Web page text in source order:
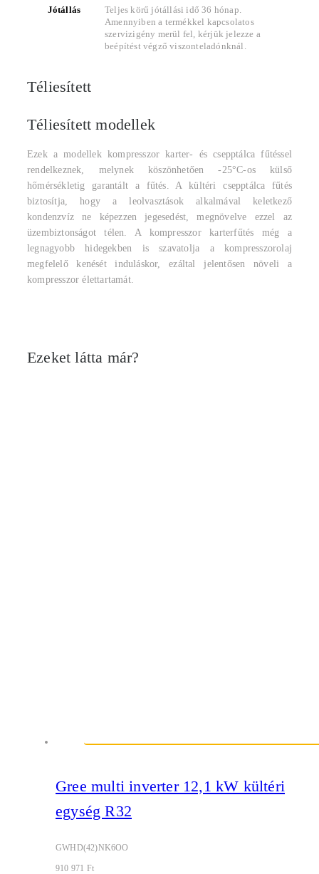
Jótállás
Teljes körű jótállási idő 36 hónap.
Amennyiben a termékkel kapcsolatos
szervizigény merül fel, kérjük jelezze a
beépítést végző viszonteladónknál.
Téliesített
Téliesített modellek
Ezek a modellek kompresszor karter- és csepptálca fűtéssel
rendelkeznek, melynek köszönhetően -25°C-os külső
hőmérsékletig garantált a fűtés. A kültéri csepptálca fűtés
biztosítja, hogy a leolvasztások alkalmával keletkező
kondenzvíz ne képezzen jegesedést, megnövelve ezzel az
üzembiztonságot télen. A kompresszor karterfűtés még a
legnagyobb hidegekben is szavatolja a kompresszorolaj
megfelelő kenését induláskor, ezáltal jelentősen növeli a
kompresszor élettartamát.
Ezeket látta már?
Gree multi inverter 12,1 kW kültéri
egység R32
GWHD(42)NK6OO
910 971 Ft